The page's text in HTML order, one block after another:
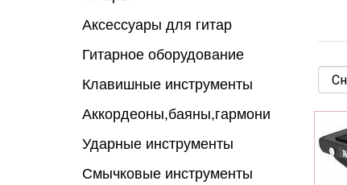
Аксессуары для гитар
Гитарное оборудование
Клавишные инструменты
Аккордеоны,баяны,гармони
Ударные инструменты
Смычковые инструменты